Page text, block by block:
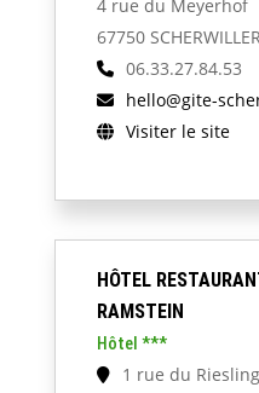
4 rue du Meyerhof
67750 SCHERWILLER
06.33.27.84.53
hello@gite-
Visiter le site
HÔTEL
RAMSTEIN
Hôtel ***
1 rue du Riesling